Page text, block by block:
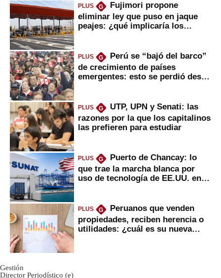
PLUS G
Fujimori propone
eliminar ley que puso en jaque
peajes: ¿qué implicaría los
PLUS G
Perú se “bajó del barco”
de crecimiento de países
emergentes: esto se perdió desde
PLUS G
UTP, UPN y Senati: las
razones por la que los capitalinos
las prefieren para estudiar
PLUS G
Puerto de Chancay: lo
que trae la marcha blanca por
uso de tecnología de EE.UU. en
PLUS G
Peruanos que venden
propiedades, reciben herencia o
utilidades: ¿cuál es su nueva
Gestión
Director Periodístico (e)